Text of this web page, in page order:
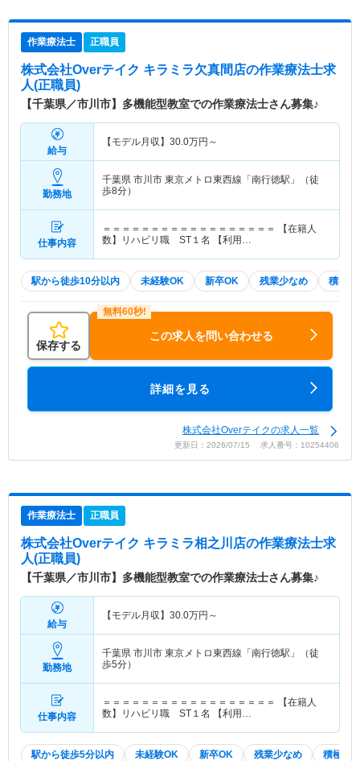
作業療法士 正職員
株式会社Overテイク キラミラ欠真間店の作業療法士求
人(正職員)
【千葉県／市川市】多機能型教室での作業療法士さん募集♪
給与
【モデル月収】 30.0万円～
勤務地
千葉県 市川市 東京メトロ東西線「南行徳駅」（徒
歩8分）
仕事内容
＝＝＝＝＝＝＝＝＝＝＝＝＝＝＝＝＝＝ 【在籍人
数】リハビリ職 ST１名 【利用…
駅から徒歩10分以内 未経験OK 新卒OK 残業少なめ 積極採
保存する
この求人を問い合わせる
詳細を見る
株式会社Overテイクの求人一覧
更新日：2026/07/15 求人番号：10254406
作業療法士 正職員
株式会社Overテイク キラミラ相之川店の作業療法士求
人(正職員)
【千葉県／市川市】多機能型教室での作業療法士さん募集♪
給与
【モデル月収】 30.0万円～
勤務地
千葉県 市川市 東京メトロ東西線「南行徳駅」（徒
歩5分）
仕事内容
＝＝＝＝＝＝＝＝＝＝＝＝＝＝＝＝＝＝ 【在籍人
数】リハビリ職 ST１名 【利用…
駅から徒歩5分以内 未経験OK 新卒OK 残業少なめ 積極採